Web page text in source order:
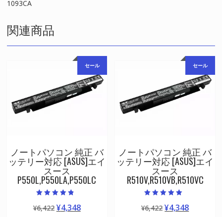
1093CA
関連商品
セール
ノートパソコン 純正 バ
ッテリー対応 [ASUS]エイ
スース
P550L,P550LA,P550LC
4.50
の評価
¥6,422 元
¥4,348現
セール
ノートパソコン 純正 バ
ッテリー対応 [ASUS]エイ
スース
R510V,R510VB,R510VC
5.00
の評価
¥6,422元
¥4,348現